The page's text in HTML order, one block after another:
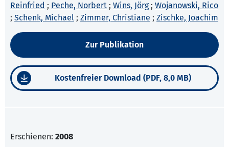
Reinfried ; Peche, Norbert ; Wins, Jörg; Wojanowski, Rico
; Schenk, Michael ; Zimmer, Christiane ; Zischke, Joachim
Zur Publikation
Kostenfreier Download (PDF, 8,0 MB)
Erschienen: 2008